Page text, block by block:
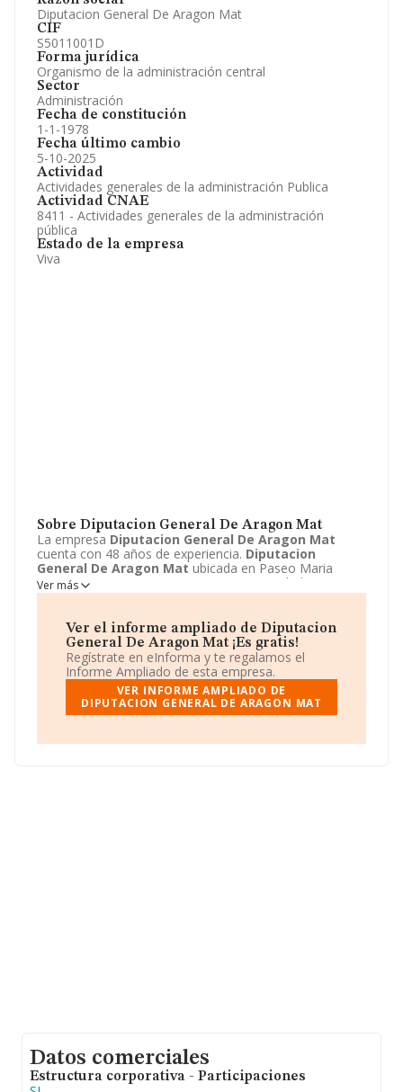
Diputacion General De Aragon Mat
CIF
S5011001D
Forma jurídica
Organismo de la administración central
Sector
Administración
Fecha de constitución
1-1-1978
Fecha último cambio
5-10-2025
Actividad
Actividades generales de la administración Publica
Actividad CNAE
8411 - Actividades generales de la administración
pública
Estado de la empresa
Viva
Sobre Diputacion General De Aragon Mat
La empresa Diputacion General De Aragon Mat
cuenta con 48 años de experiencia. Diputacion
General De Aragon Mat ubicada en Paseo Maria
Agustin, 36, Zaragoza, Zaragoza. Su actividad CNAE se
fine como 8411 - Actividades generales de la
Diputacion General De Aragon Mates Organismo de
la administración central.Diputacion General De
Aragon Mattiene 19 sucursales. Acceda al siguiente
enlace para obtener más información acerca de la
empresaDiputacion General De Aragon Mat:
http://www.aragon.es.
Ver más
Ver el informe ampliado de Diputacion
General De Aragon Mat ¡Es gratis!
Regístrate en eInforma y te regalamos el
Informe Ampliado de esta empresa.
VER INFORME AMPLIADO DE
DIPUTACION GENERAL DE ARAGON MAT
Datos comerciales
Estructura corporativa - Participaciones